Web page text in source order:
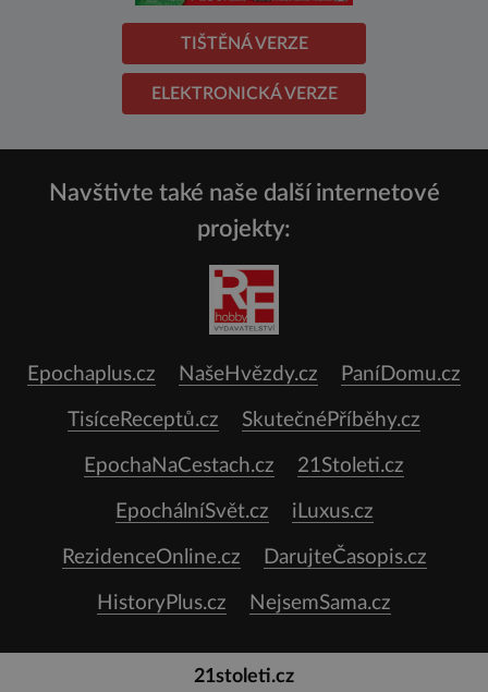
TIŠTĚNÁ VERZE
ELEKTRONICKÁ VERZE
Navštivte také naše další internetové
projekty:
Epochaplus.cz NašeHvězdy.cz PaníDomu.cz
TisíceReceptů.cz SkutečnéPříběhy.cz
EpochaNaCestach.cz 21Stoleti.cz
EpochálníSvět.cz iLuxus.cz
RezidenceOnline.cz DarujteČasopis.cz
HistoryPlus.cz NejsemSama.cz
21stoleti.cz